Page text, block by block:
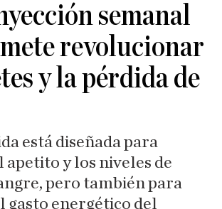
semanal
revolucionar
y la pérdida de
está diseñada para
y los niveles de
pero también para
gasto energético del